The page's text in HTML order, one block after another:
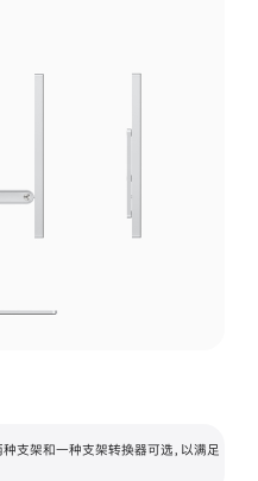
架和一种支架转换器可选，以满足